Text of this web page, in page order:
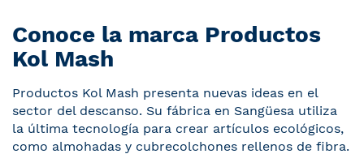
Conoce la marca Productos
Kol Mash
Productos Kol Mash presenta nuevas ideas en el
sector del descanso. Su fábrica en Sangüesa utiliza
la última tecnología para crear artículos ecológicos,
como almohadas y cubrecolchones rellenos de fibra.